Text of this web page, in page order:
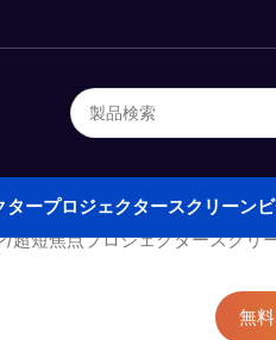
タープロジェクタースクリーン
/超短焦点プロジェクタースクリ
無